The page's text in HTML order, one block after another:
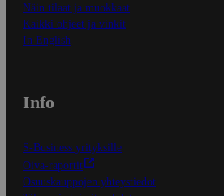
Näin tilaat ja muokkaat
Kaikki ohjeet ja vinkit
In English
Info
S-Business yrityksille
Oiva-raportit
Osuuskauppojen yhteystiedot